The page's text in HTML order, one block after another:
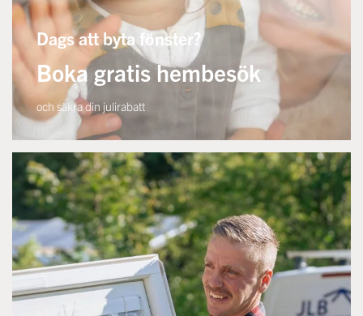
Dags att byta fönster?
Boka gratis hembesök
och säkra din julirabatt